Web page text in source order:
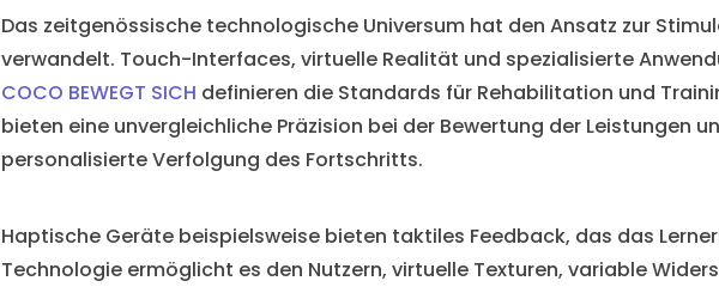
Das zeitgenössische technologische Universum hat den Ansatz zur
verwandelt. Touch-Interfaces, virtuelle Realität und spezialisierte
COCO BEWEGT SICH definieren die Standards für Rehabilitation und
bieten eine unvergleichliche Präzision bei der Bewertung der Leistungen
personalisierte Verfolgung des Fortschritts.
Haptische Geräte beispielsweise bieten taktiles Feedback, das das
Technologie ermöglicht es den Nutzern, virtuelle Texturen, variable